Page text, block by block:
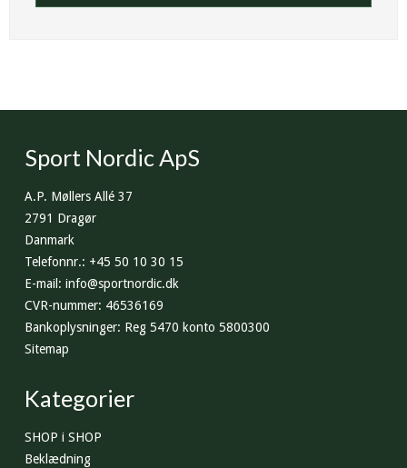
Sport Nordic ApS
A.P. Møllers Allé 37
2791 Dragør
Danmark
Telefonnr.: +45 50 10 30 15
E-mail : info@sportnordic.dk
CVR-nummer: 46536169
Bankoplysninger: Reg 5470 konto 5800300
Sitemap
Kategorier
SHOP i SHOP
Beklædning